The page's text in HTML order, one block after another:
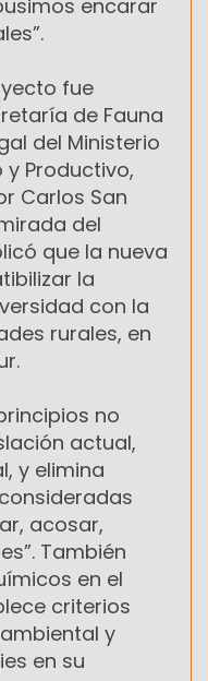
encarar
fue
de Fauna
del Ministerio
y Productivo,
Carlos San
del
que la nueva
la
con la
rurales, en
no
actual,
y elimina
acosar,
También
en el
criterios
y
en su